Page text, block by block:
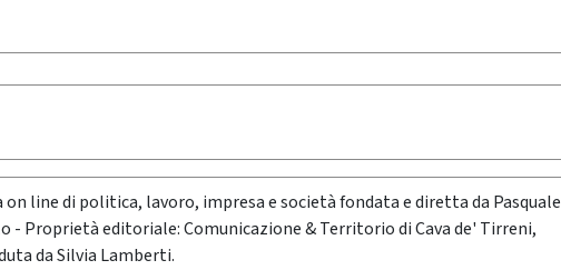
on line di politica, lavoro, impresa e società fondata e diretta da Pasquale
- Proprietà editoriale: Comunicazione & Territorio di Cava de' Tirreni,
da Silvia Lamberti.